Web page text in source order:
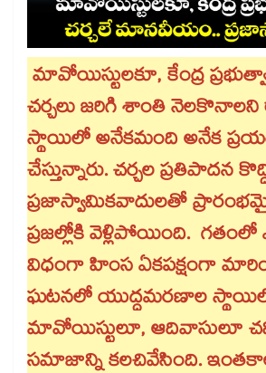
మావోయిస్టులకూ, కేంద్ర
చర్చలు జరిగి శాంతి
స్థాయిలో అనేకమంది అనేక
చేస్తున్నారు. చర్చల ప్రతిపాదన
ప్రజాస్వామికవాదులతో
ప్రజల్లోకి వెళ్లిపోయింది. గతంలో
విధంగా హింస ఏకపక్షంగా
ఘటనలో యుద్ధమరణాల
మావోయిస్టులూ, ఆదివాసులూ
సమాజాన్ని కలచివేసింది.